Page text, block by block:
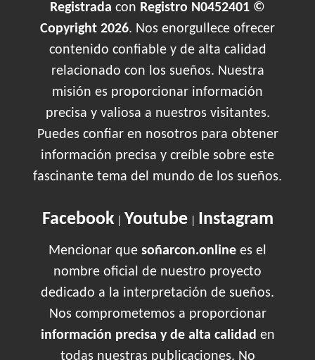
Registrada con Registro N0452401 ©
Copyright 2026. Nos enorgullece ofrecer
contenido confiable y de alta calidad
relacionado con los sueños. Nuestra
misión es proporcionar información
precisa y valiosa a nuestros visitantes.
Puedes confiar en nosotros para obtener
información precisa y creíble sobre este
fascinante tema del mundo de los sueños.
Facebook| Youtube| Instagram
Mencionar que soñarcon.online es el
nombre oficial de nuestro proyecto
dedicado a la interpretación de sueños.
Nos comprometemos a proporcionar
información precisa y de alta calidad en
todas nuestras publicaciones. No